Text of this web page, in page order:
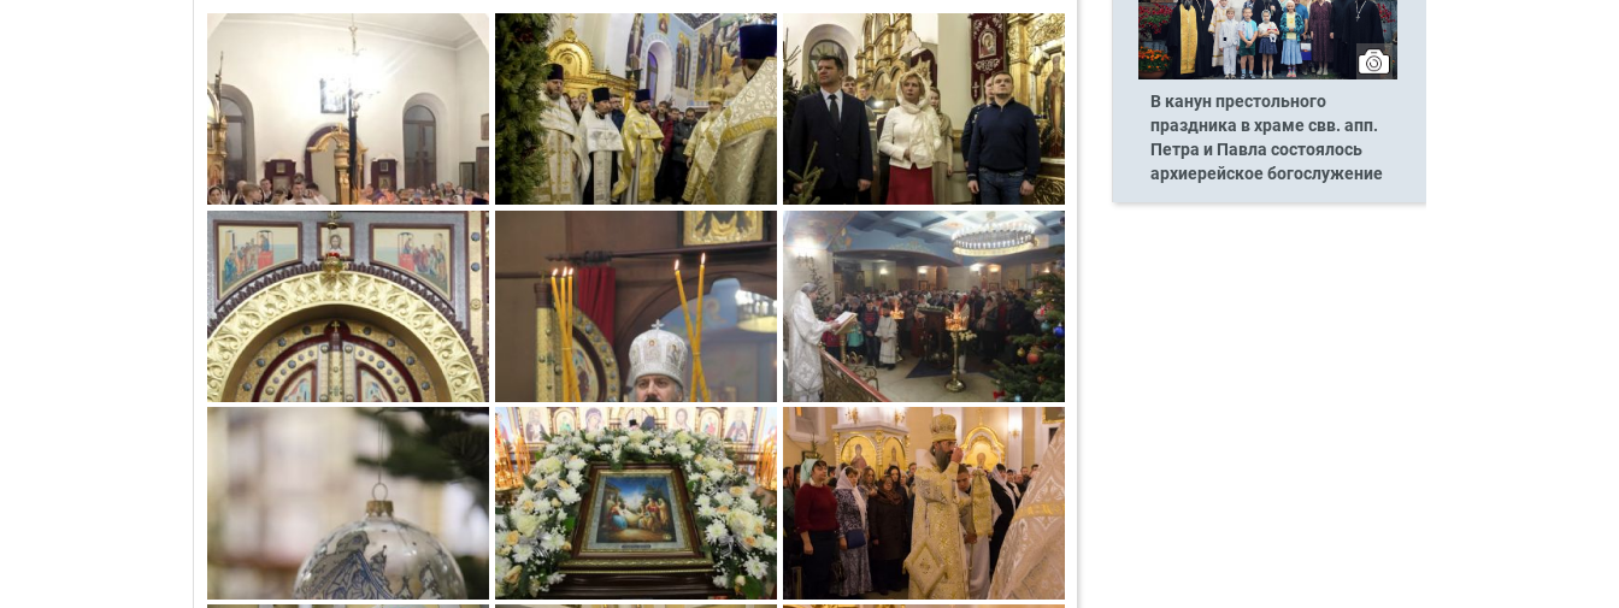
В канун престольного
праздника в храме свв. апп.
Петра и Павла состоялось
архиерейское богослужение